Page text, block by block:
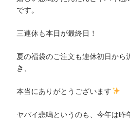
です。
三連休も本日が最終日！
夏の福袋のご注文も連休初日から
き、
本当にありがとうございます
ヤバイ悲鳴というのも、今年は昨